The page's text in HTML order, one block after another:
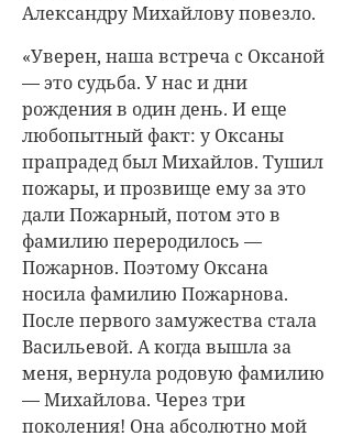
Александру Михайлову повезло.
«Уверен, наша встреча с Оксаной
— это судьба. У нас и дни
рождения в один день. И еще
любопытный факт: у Оксаны
прапрадед был Михайлов. Тушил
пожары, и прозвище ему за это
дали Пожарный, потом это в
фамилию переродилось —
Пожарнов. Поэтому Оксана
носила фамилию Пожарнова.
После первого замужества стала
Васильевой. А когда вышла за
меня, вернула родовую фамилию
— Михайлова. Через три
поколения! Она абсолютно мой